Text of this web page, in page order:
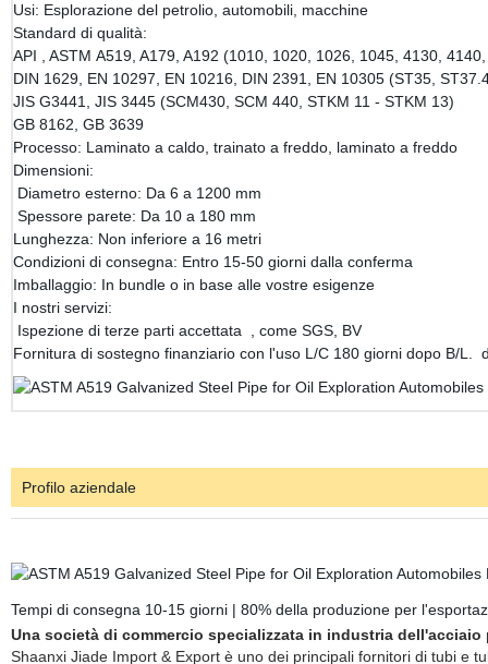
Usi: Esplorazione del petrolio, automobili, macchine
Standard di qualità:
API , ASTM A519, A179, A192 (1010, 1020, 1026, 1045, 4130,
DIN 1629, EN 10297, EN 10216, DIN 2391, EN 10305 (ST35,
JIS G3441, JIS 3445 (SCM430, SCM 440, STKM 11 - STKM 13)
GB 8162, GB 3639
Processo: Laminato a caldo, trainato a freddo, laminato a freddo
Dimensioni:
Diametro esterno: Da 6 a 1200 mm
Spessore parete: Da 10 a 180 mm
Lunghezza: Non inferiore a 16 metri
Condizioni di consegna: Entro 15-50 giorni dalla conferma
Imballaggio: In bundle o in base alle vostre esigenze
I nostri servizi:
Ispezione di terze parti accettata , come SGS, BV
Fornitura di sostegno finanziario con l'uso L/C 180 giorni dopo B/L.
Profilo aziendale
Tempi di consegna 10-15 giorni | 80% della produzione per
Una società di commercio specializzata in industria dell'acciaio
Shaanxi Jiade Import & Export è uno dei principali fornitori di tubi e